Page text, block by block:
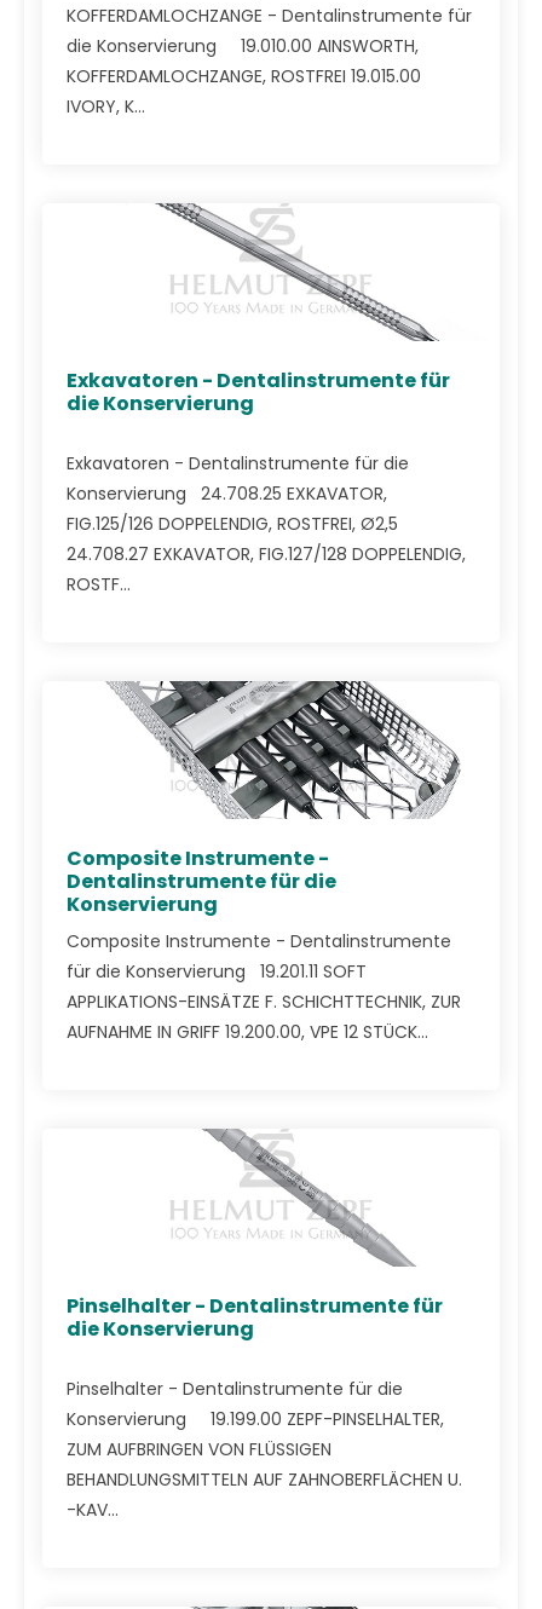
KOFFERDAMLOCHZANGE - Dentalinstrumente für
die Konservierung 19.010.00 AINSWORTH,
KOFFERDAMLOCHZANGE, ROSTFREI 19.015.00
IVORY, K...
Exkavatoren - Dentalinstrumente für
die Konservierung
Exkavatoren - Dentalinstrumente für die
Konservierung 24.708.25 EXKAVATOR,
FIG.125/126 DOPPELENDIG, ROSTFREI, Ø2,5
24.708.27 EXKAVATOR, FIG.127/128 DOPPELENDIG,
ROSTF...
Composite Instrumente -
Dentalinstrumente für die
Konservierung
Composite Instrumente - Dentalinstrumente
für die Konservierung 19.201.11 SOFT
APPLIKATIONS-EINSÄTZE F. SCHICHTTECHNIK, ZUR
AUFNAHME IN GRIFF 19.200.00, VPE 12 STÜCK...
Pinselhalter - Dentalinstrumente für
die Konservierung
Pinselhalter - Dentalinstrumente für die
Konservierung 19.199.00 ZEPF-PINSELHALTER,
ZUM AUFBRINGEN VON FLÜSSIGEN
BEHANDLUNGSMITTELN AUF ZAHNOBERFLÄCHEN U.
-KAV...